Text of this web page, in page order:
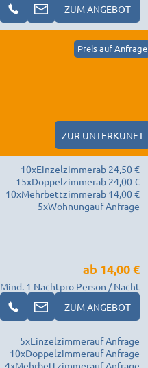
ZUM ANGEBOT
Preis auf Anfrage
ZUR UNTERKUNFT
10xEinzelzimmerab 24,50 €
15xDoppelzimmerab 24,00 €
10xMehrbettzimmerab 14,00 €
5xWohnungauf Anfrage
Mind. 1 Nacht
ab 14,00 €
pro Person / Nacht
ZUM ANGEBOT
5xEinzelzimmerauf Anfrage
10xDoppelzimmerauf Anfrage
4xMehrbettzimmerauf Anfrage